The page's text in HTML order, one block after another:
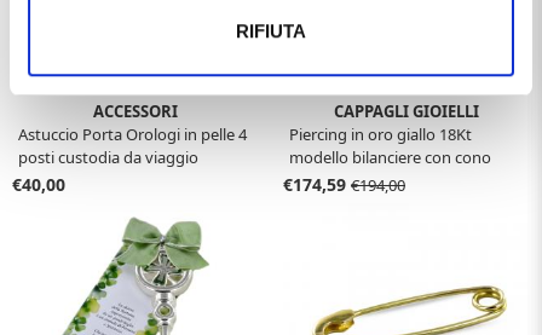
RIFIUTA
ACCESSORI
Astuccio Porta Orologi in pelle 4
posti custodia da viaggio
€40,00
CAPPAGLI GIOIELLI
Piercing in oro giallo 18Kt
modello bilanciere con cono
€174,59 €194,00